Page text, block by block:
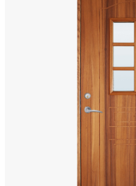
Sven Hultman som lärling
snickeriverkstad. Efter
han sin egen fabrik i Lur, mellan
år 1948. På 60-talet
ytterdörrar och detta har varit
Företaget har gått igenom
Sven till hans son Claes på 60-
Ralph Hultman. Under alla
att utvecklas, med bevarad
Varför välja en dörr